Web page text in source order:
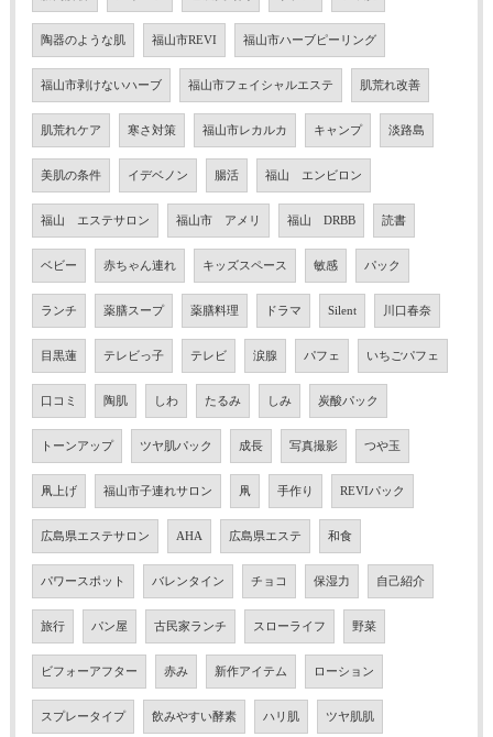
陶器のような肌 福山市REVI 福山市ハーブピーリング
福山市剥けないハーブ 福山市フェイシャルエステ 肌荒れ改善
肌荒れケア 寒さ対策 福山市レカルカ キャンプ 淡路島
美肌の条件 イデベノン 腸活 福山 エンビロン
福山 エステサロン 福山市 アメリ 福山 DRBB 読書
ベビー 赤ちゃん連れ キッズスペース 敏感 パック
ランチ 薬膳スープ 薬膳料理 ドラマ Silent 川口春奈
目黒蓮 テレビっ子 テレビ 涙腺 パフェ いちごパフェ
口コミ 陶肌 しわ たるみ しみ 炭酸パック
トーンアップ ツヤ肌パック 成長 写真撮影 つや玉
凧上げ 福山市子連れサロン 凧 手作り REVIパック
広島県エステサロン AHA 広島県エステ 和食
パワースポット バレンタイン チョコ 保湿力 自己紹介
旅行 パン屋 古民家ランチ スローライフ 野菜
ビフォーアフター 赤み 新作アイテム ローション
スプレータイプ 飲みやすい酵素 ハリ肌 ツヤ肌肌